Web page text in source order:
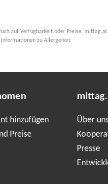
auf Verfügbarkeit oder Preise.
zu Allergenen.
hinzufügen
Preise
Über
Presse